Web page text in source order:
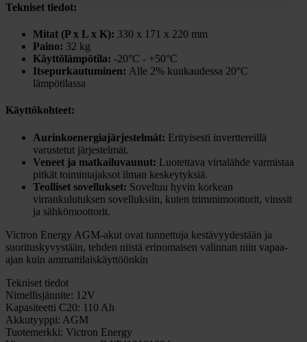
Tekniset tiedot:
Mitat (P x L x K): 330 x 171 x 220 mm
Paino: 32 kg
Käyttölämpötila: -20°C - +50°C
Itsepurkautuminen: Alle 2% kuukaudessa 20°C
lämpötilassa
Käyttökohteet:
Aurinkoenergiajärjestelmät: Erityisesti inverttereillä
varustetut järjestelmät.
Veneet ja matkailuvaunut: Luotettava virtalähde varmistaa
pitkät toimintajaksot ilman keskeytyksiä.
Teolliset sovellukset: Soveltuu hyvin korkean
virrankulutuksen sovelluksiin, kuten trimmimoottorit, vinssit
ja sähkömoottorit.
Victron Energy AGM-akut ovat tunnettuja kestävyydestään ja
suorituskyvystään, tehden niistä erinomaisen valinnan niin vapaa-
ajan kuin ammattilaiskäyttöönkin​
Tekniset tiedot
Nimellisjännite: 12V
Kapasiteetti C20: 110 Ah
Akkutyyppi: AGM
Tuotemerkki: Victron Energy